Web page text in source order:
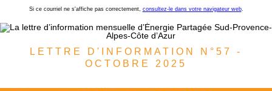
Si ce courriel ne s'affiche pas correctement, consultez-le dans votre navigateur web.
LETTRE D'INFORMATION N°57 -
OCTOBRE 2025